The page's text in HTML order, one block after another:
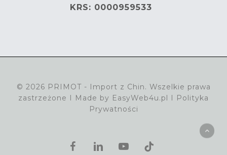
KRS: 0000959533
© 2026 PRIMOT - Import z Chin. Wszelkie prawa
zastrzeżone I Made by EasyWeb4u.pl I Polityka
Prywatności
facebooklinkedinyoutubetiktok